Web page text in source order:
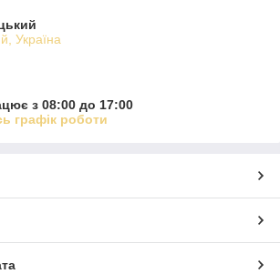
Україна
з 08:00 до 17:00
графік роботи